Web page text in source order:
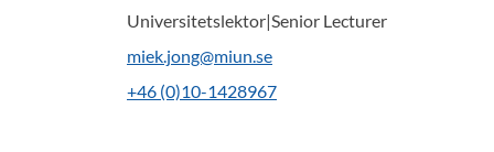
Universitetslektor|Senior Lecturer
miek.jong@miun.se
+46 (0)10-1428967